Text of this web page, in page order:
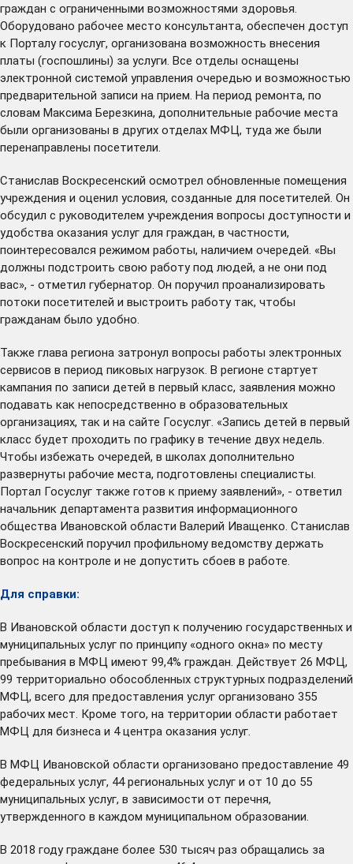
граждан с ограниченными возможностями здоровья.
Оборудовано рабочее место консультанта, обеспечен доступ
к Порталу госуслуг, организована возможность внесения
платы (госпошлины) за услуги. Все отделы оснащены
электронной системой управления очередью и возможностью
предварительной записи на прием. На период ремонта, по
словам Максима Березкина, дополнительные рабочие места
были организованы в других отделах МФЦ, туда же были
перенаправлены посетители.
Станислав Воскресенский осмотрел обновленные помещения
учреждения и оценил условия, созданные для посетителей. Он
обсудил с руководителем учреждения вопросы доступности и
удобства оказания услуг для граждан, в частности,
поинтересовался режимом работы, наличием очередей. «Вы
должны подстроить свою работу под людей, а не они под
вас», - отметил губернатор. Он поручил проанализировать
потоки посетителей и выстроить работу так, чтобы
гражданам было удобно.
Также глава региона затронул вопросы работы электронных
сервисов в период пиковых нагрузок. В регионе стартует
кампания по записи детей в первый класс, заявления можно
подавать как непосредственно в образовательных
организациях, так и на сайте Госуслуг. «Запись детей в первый
класс будет проходить по графику в течение двух недель.
Чтобы избежать очередей, в школах дополнительно
развернуты рабочие места, подготовлены специалисты.
Портал Госуслуг также готов к приему заявлений», - ответил
начальник департамента развития информационного
общества Ивановской области Валерий Иващенко. Станислав
Воскресенский поручил профильному ведомству держать
вопрос на контроле и не допустить сбоев в работе.
Для справки:
В Ивановской области доступ к получению государственных и
муниципальных услуг по принципу «одного окна» по месту
пребывания в МФЦ имеют 99,4% граждан. Действует 26 МФЦ,
99 территориально обособленных структурных подразделений
МФЦ, всего для предоставления услуг организовано 355
рабочих мест. Кроме того, на территории области работает
МФЦ для бизнеса и 4 центра оказания услуг.
В МФЦ Ивановской области организовано предоставление 49
федеральных услуг, 44 региональных услуг и от 10 до 55
муниципальных услуг, в зависимости от перечня,
утвержденного в каждом муниципальном образовании.
В 2018 году граждане более 530 тысяч раз обращались за